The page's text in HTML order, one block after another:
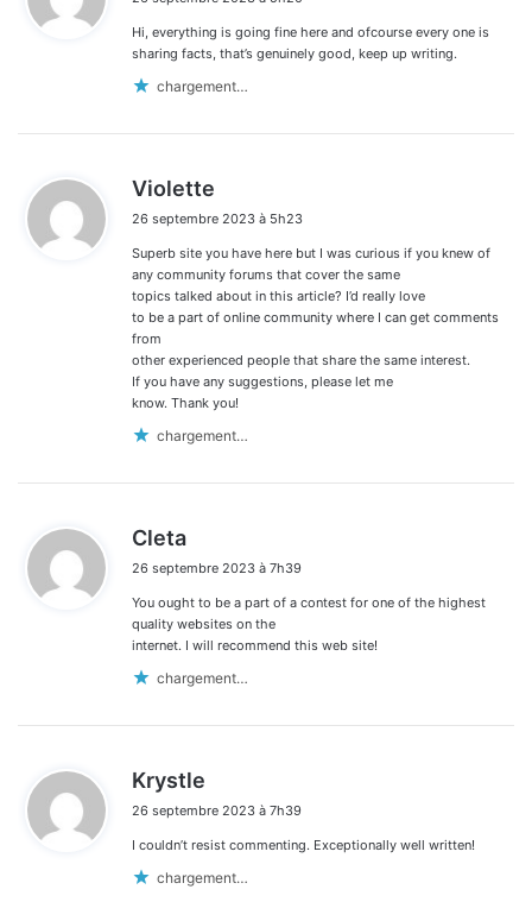
t
:
Hi, everything is going fine here and ofcourse every one is
sharing facts, that’s genuinely good, keep up writing.
chargement…
Violette
t
:
26 septembre 2023 à 5h23
Superb site you have here but I was curious if you knew of
any community forums that cover the same
topics talked about in this article? I’d really love
to be a part of online community where I can get comments
from
other experienced people that share the same interest.
If you have any suggestions, please let me
know. Thank you!
chargement…
Cleta
t
:
26 septembre 2023 à 7h39
You ought to be a part of a contest for one of the highest
quality websites on the
internet. I will recommend this web site!
chargement…
Krystle
t
26 septembre 2023 à 7h39
I couldn’t resist commenting. Exceptionally well written!
chargement…